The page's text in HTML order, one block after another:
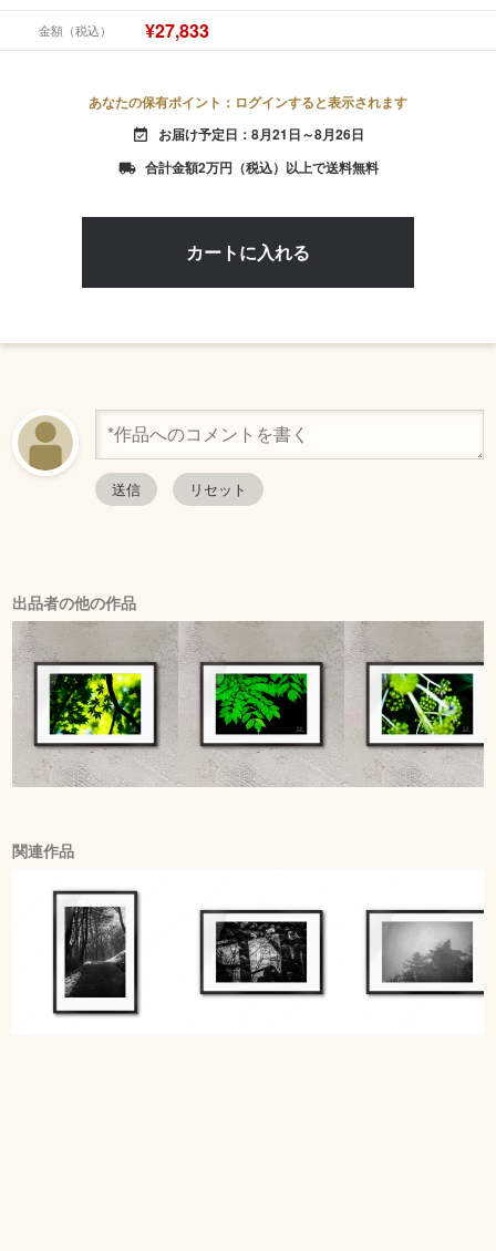
金額（税込） ¥27,833
あなたの保有ポイント：ログインすると表示されます
event_available お届け予定日：8月21日～8月26日
local_shipping 合計金額2万円（税込）以上で送料無料
出品者の他の作品
関連作品